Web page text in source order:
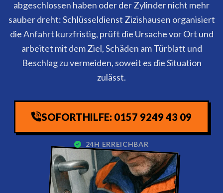
abgeschlossen haben oder der Zylinder nicht mehr
sauber dreht: Schlüsseldienst Zizishausen organisiert
die Anfahrt kurzfristig, prüft die Ursache vor Ort und
arbeitet mit dem Ziel, Schäden am Türblatt und
Beschlag zu vermeiden, soweit es die Situation
zulässt.
SOFORTHILFE: 0157 9249 43 09
24H ERREICHBAR